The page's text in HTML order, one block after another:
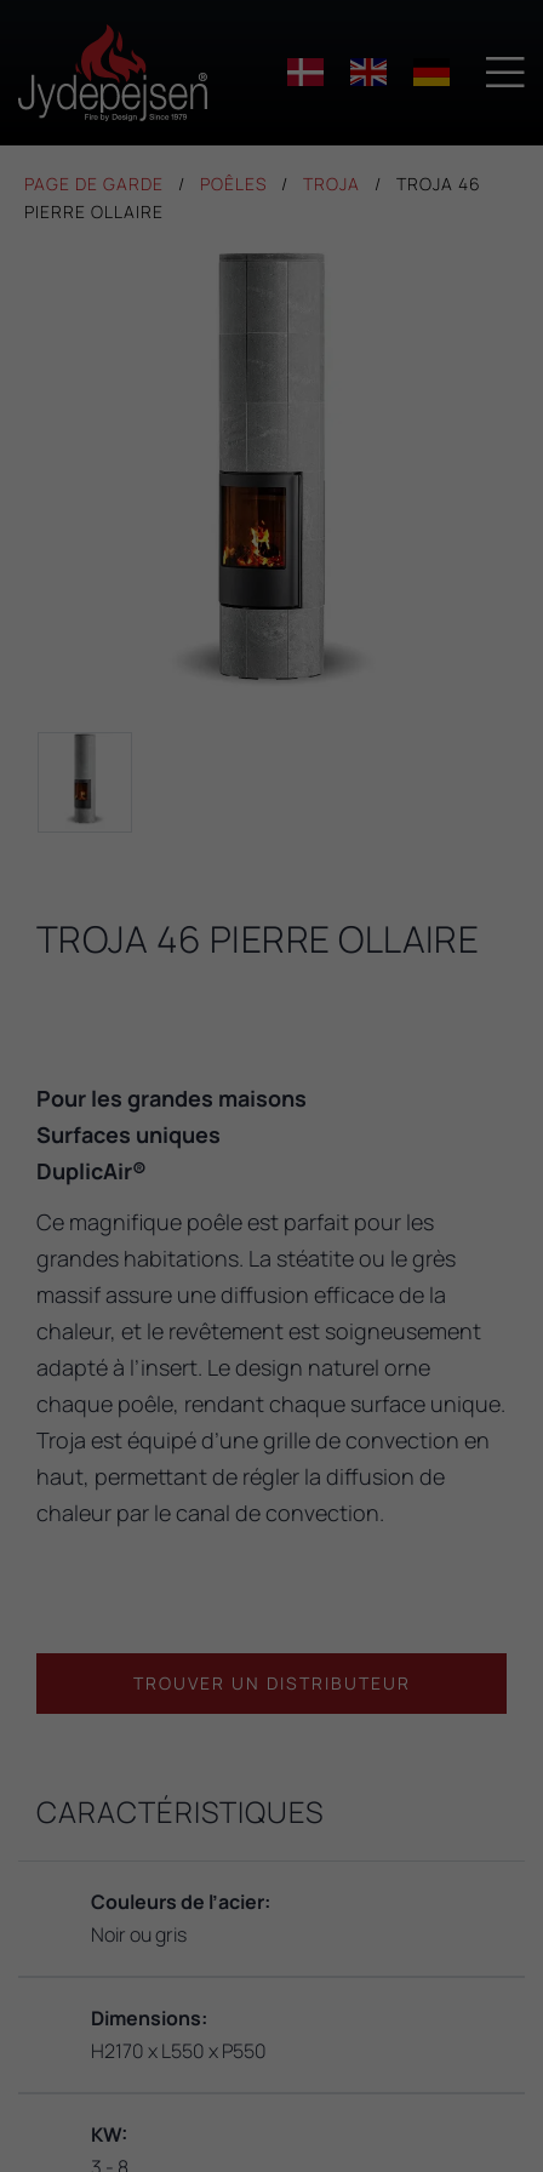

PAGE DE GARDE POÊLES TROJA
TROJA 46
PIERRE OLLAIRE
TROJA 46 PIERRE OLLAIRE
Pour les grandes maisons
Surfaces uniques
DuplicAir®
Ce magnifique poêle est parfait pour les
grandes habitations. La stéatite ou le grès
massif assure une diffusion efficace de la
chaleur, et le revêtement est soigneusement
adapté à l’insert. Le design naturel orne
chaque poêle, rendant chaque surface unique.
Troja est équipé d’une grille de convection en
haut, permettant de régler la diffusion de
chaleur par le canal de convection.
TROUVER UN DISTRIBUTEUR
CARACTÉRISTIQUES
Couleurs de l’acier:
Noir ou gris
Dimensions:
H2170 x L550 x P550
KW: